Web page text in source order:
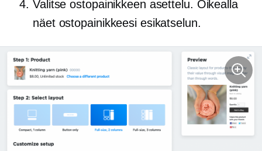
Valitse ostopainikkeen asettelu. Oikealla
näet ostopainikkeesi esikatselun.